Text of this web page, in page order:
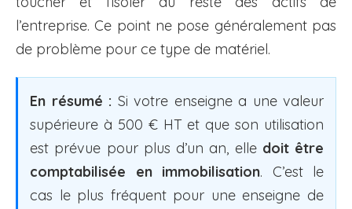
l’entreprise. Ce point ne pose généralement pas
de problème pour ce type de matériel.
En résumé : Si votre enseigne a une valeur
supérieure à 500 € HT et que son utilisation
est prévue pour plus d’un an, elle doit être
comptabilisée en immobilisation. C’est le
cas le plus fréquent pour une enseigne de